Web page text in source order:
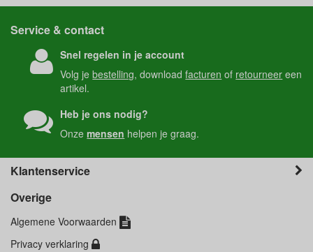
Service & contact
Snel regelen in je account
Volg jebestelling, downloadfacturen of retourneer een
artikel.
Heb je ons nodig?
Onzemensen helpen je graag.
Klantenservice
Overige
Algemene Voorwaarden
Privacy verklaring